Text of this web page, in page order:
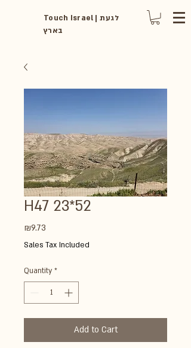
Touch Israel | לגעת
בארץ
H47 23*52
₪9.73
Sales Tax Included
Quantity *
Add to Cart